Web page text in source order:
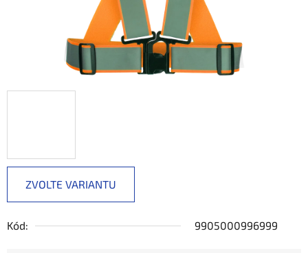
ZVOLTE VARIANTU
Kód: 9905000996999